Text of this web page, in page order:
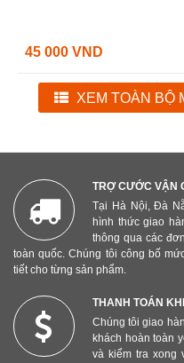
45 000 VND
XEM TOÀN BỘ
TRỢ CƯỚC VẬN
Tại Hà Nội, Đà
hình thức giao
thông qua các
toàn quốc. Chúng tôi công bố
tiết cho từng sản phẩm.
THANH TOÁN
Chúng tôi giao
khách hoàn toàn
và kiểm tra xong